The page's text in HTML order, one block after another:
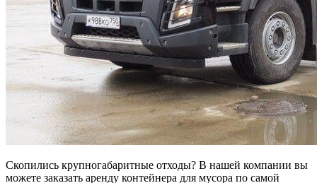
Скопились крупногабаритные отходы? В нашей компании вы
можете заказать аренду контейнера для мусора по самой